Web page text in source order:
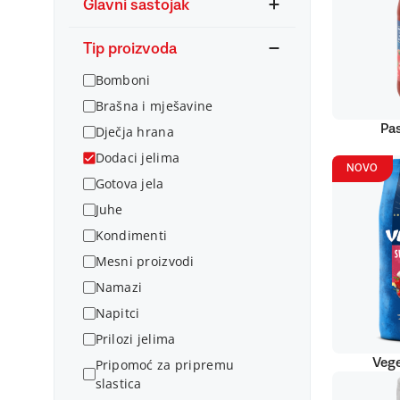
Glavni sastojak
Tip proizvoda
Bomboni
Brašna i mješavine
Dječja hrana
Dodaci jelima
Gotova jela
Juhe
Kondimenti
Mesni proizvodi
Namazi
Napitci
Prilozi jelima
Pripomoć za pripremu
slastica
NOVO